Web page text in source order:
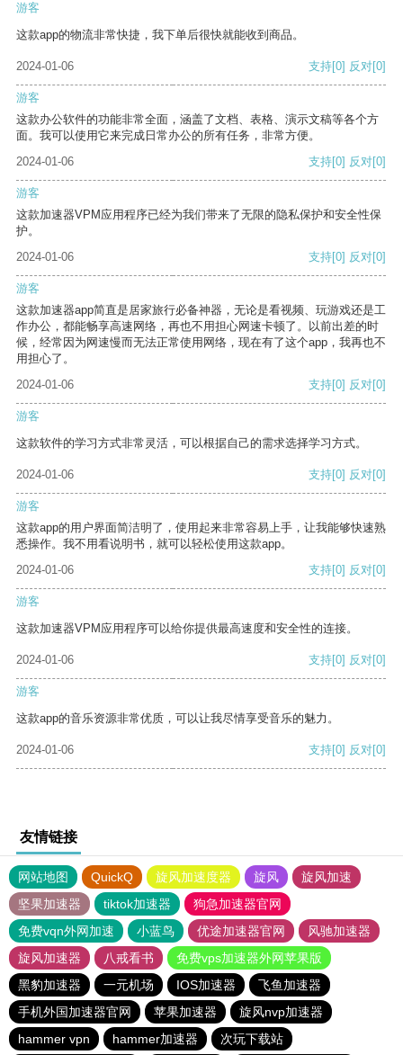
游客
这款app的物流非常快捷，我下单后很快就能收到商品。
2024-01-06 支持[0] 反对[0]
游客
这款办公软件的功能非常全面，涵盖了文档、表格、演示文稿等各个方
面。我可以使用它来完成日常办公的所有任务，非常方便。
2024-01-06
支持[0] 反对[0]
游客
这款加速器VPM应用程序已经为我们带来了无限的隐私保护和安全性保
护。
2024-01-06
支持[0] 反对[0]
游客
这款加速器app简直是居家旅行必备神器，无论是看视频、玩游戏还是工
作办公，都能畅享高速网络，再也不用担心网速卡顿了。以前出差的时
候，经常因为网速慢而无法正常使用网络，现在有了这个app，我再也不
用担心了。
2024-01-06
支持[0] 反对[0]
游客
这款软件的学习方式非常灵活，可以根据自己的需求选择学习方式。
2024-01-06 支持[0] 反对[0]
游客
这款app的用户界面简洁明了，使用起来非常容易上手，让我能够快速熟
悉操作。我不用看说明书，就可以轻松使用这款app。
2024-01-06
支持[0] 反对[0]
游客
这款加速器VPM应用程序可以给你提供最高速度和安全性的连接。
2024-01-06 支持[0] 反对[0]
游客
这款app的音乐资源非常优质，可以让我尽情享受音乐的魅力。
2024-01-06 支持[0] 反对[0]
友情链接
网站地图 QuickQ 旋风加速度器 旋风
旋风加速
坚果加速器
tiktok加速器
狗急加速器官网
免费vqn外网加速
小蓝鸟 优途加速器官网
风驰加速器
旋风加速器
八戒看书
免费vps加速器外网苹果版
黑豹加速器
一元机场 IOS加速器
飞鱼加速器
手机外国加速器官网
苹果加速器
旋风nvp加速器
hammer vpn
hammer加速器 次玩下载站